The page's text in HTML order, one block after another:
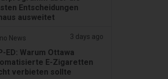
Entscheidungen
ausweitet
News 3 days ago
ED: Warum Ottawa
E-Zigaretten
verbieten sollte